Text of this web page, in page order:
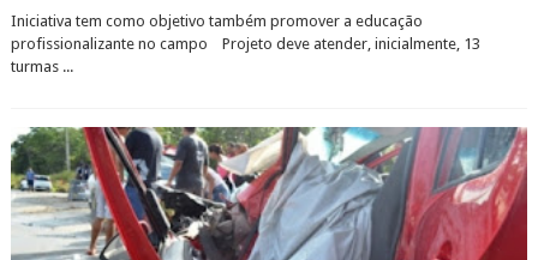
Iniciativa tem como objetivo também promover a educação
profissionalizante no campo Projeto deve atender, inicialmente, 13
turmas ...